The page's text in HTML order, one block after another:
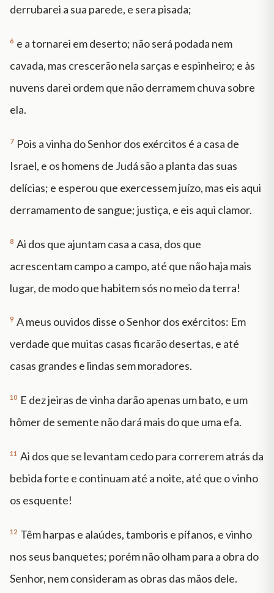
derrubarei a sua parede, e sera pisada;
6 e a tornarei em deserto; não será podada nem
cavada, mas crescerão nela sarças e espinheiro; e às
nuvens darei ordem que não derramem chuva sobre
ela.
7 Pois a vinha do Senhor dos exércitos é a casa de
Israel, e os homens de Judá são a planta das suas
delícias; e esperou que exercessem juízo, mas eis aqui
derramamento de sangue; justiça, e eis aqui clamor.
8 Ai dos que ajuntam casa a casa, dos que
acrescentam campo a campo, até que não haja mais
lugar, de modo que habitem sós no meio da terra!
9 A meus ouvidos disse o Senhor dos exércitos: Em
verdade que muitas casas ficarão desertas, e até
casas grandes e lindas sem moradores.
10 E dez jeiras de vinha darão apenas um bato, e um
hômer de semente não dará mais do que uma efa.
11 Ai dos que se levantam cedo para correrem atrás da
bebida forte e continuam até a noite, até que o vinho
os esquente!
12 Têm harpas e alaúdes, tamboris e pífanos, e vinho
nos seus banquetes; porém não olham para a obra do
Senhor, nem consideram as obras das mãos dele.